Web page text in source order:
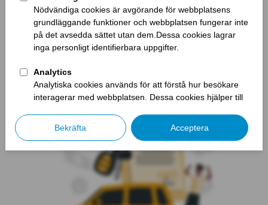
kostnaderna för körkort, inklusive privatlån och kreditkort.
Det är viktigt att du noga överväger dina alternativ och väljer
det lån som passar dina behov och din ekonomiska situation